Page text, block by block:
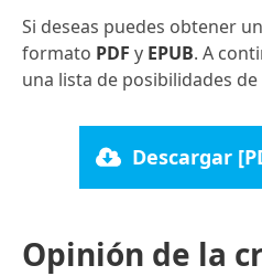
Si deseas puedes obtener
formato PDF y EPUB. A
una lista de posibilidades
Descargar
Opinión de la